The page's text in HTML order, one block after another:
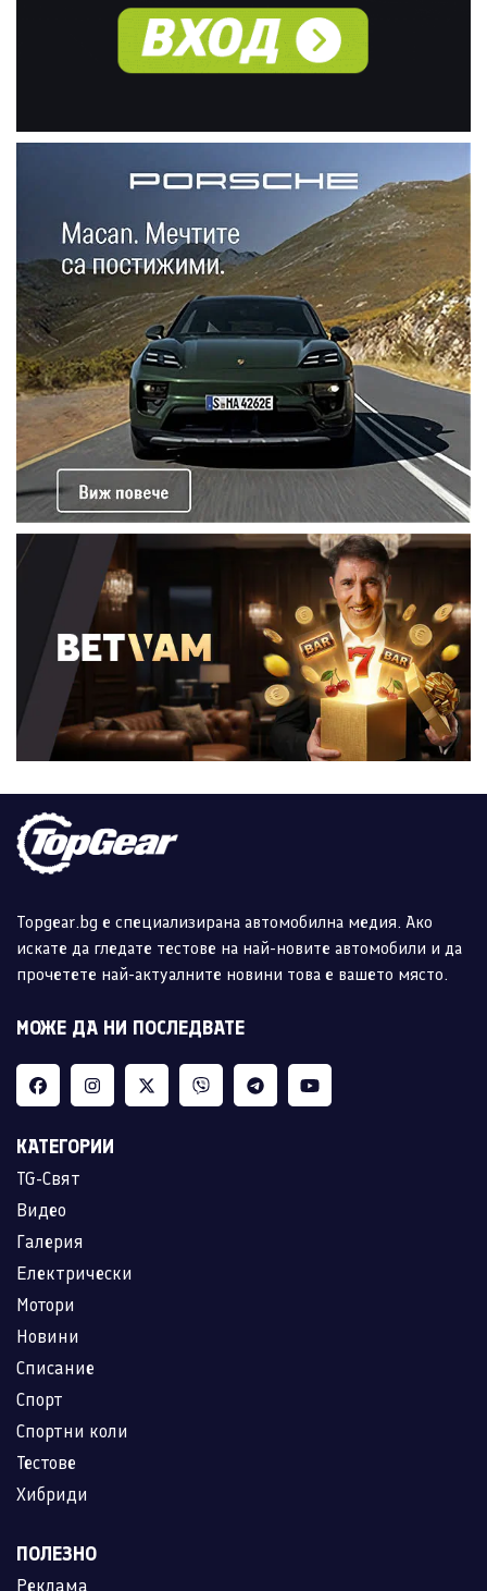
Topgear.bg е специализирана автомобилна медия. Ако
искате да гледате тестове на най-новите автомобили и да
прочетете най-актуалните новини това е вашето място.
МОЖЕ ДА НИ ПОСЛЕДВАТЕ
КАТЕГОРИИ
TG-Свят
Видео
Галерия
Електрически
Мотори
Новини
Списание
Спорт
Спортни коли
Тестове
Хибриди
ПОЛЕЗНО
Реклама